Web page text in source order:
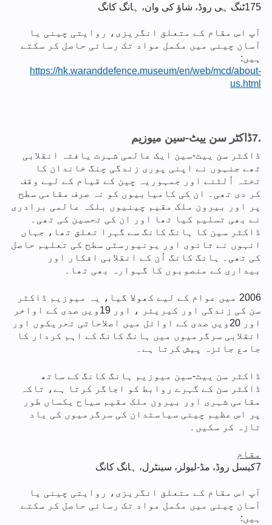
ٹنگ ہی روڈ، شاؤ کی وان، ہانگ کانگ175
آپ اس مقام کے متعلق انگریزی، روایتی چینی یا
آسان چینی میں مکمل مواد تک رسائی حاصل کر سکتے
ہیں:
https://hk.waranddefence.museum/en/web/mcd/about-
us.html
ڈاکٹر سن ییٹ-سین میوزیم7.
ڈاکٹر سن ییٹ-سین ایک عالمی شہرت یافتہ انقلابی
تھے جنہوں نے اپنی پوری زندگی چنگ خاندان کا
تختہ اُلٹنے اور جمہوریہ چین کے قیام کے لیے وقف
کر دی تھی۔ ان کی کامیابیوں کو نہ صرف مقامی سطح
پر اور بیرون ملک مقیم چینیوں بلکہ عالمی برادری
نے بھی تسلیم کیا تھا اور ان کی تحسین کی تھی۔
ڈاکٹر سین کا ہانگ کانگ سے گہرا تعلق تھا، جہاں
انہوں نے ثانوی اور یونیورسٹی سطح کی تعلیم حاصل
کی تھی۔ ہانگ کانگ اُن کے انقلابی افکار اور
بیداری کے منصوبوں کا گہوارہ بھی تھا۔
2006 میں عوام کے لیے کھولا گیا، یہ میوزیم ڈاکٹر
سن کی زندگی اور کیریئر ، اور 19ویں صدی کے اواخر
اور 20ویں صدی کے اوائل میں اصلاحاتی تحریکوں اور
انقلابی سرگرمیوں میں ہانگ کانگ کے اہم کردار کا
جامع جائزہ پیش کرتا ہے۔
ڈاکٹر سن ییٹ-سین میوزیم ہانگ کانگ کے ساتھ
ڈاکٹر سن کے گہرے روابط کو اجاگر کرتا ہے، تاکہ
مقامی شہری اور بیرون ملک مقیم سیاح یکساں طور
پر اس عظیم چینی سیاستدان کی سرگرمیوں کی یاد
تازہ کر سکیں۔
مقام
کیسل روڈ، مڈ-لیولز، سینٹرل، ہانگ کانگ7
آپ اس مقام کے متعلق انگریزی، روایتی چینی یا
آسان چینی میں مکمل مواد تک رسائی حاصل کر سکتے
ہیں: